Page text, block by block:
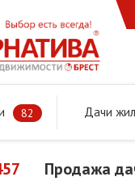
82 Дачи
Дачи, садовые домики и
Продажа